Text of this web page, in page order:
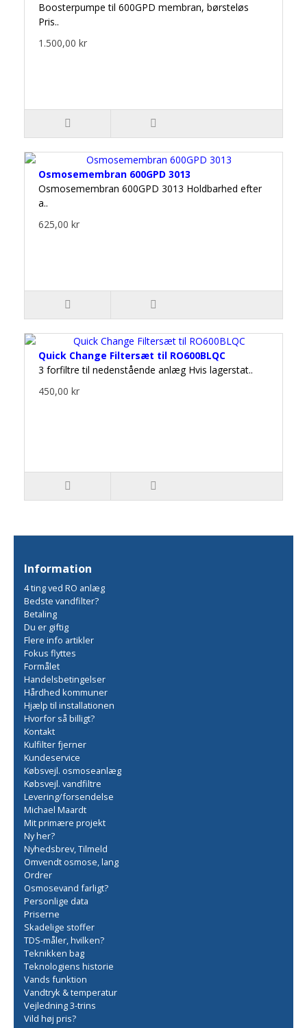
Boosterpumpe til 600GPD membran, børsteløs
Pris..
1.500,00 kr
Osmosemembran 600GPD 3013
Osmosemembran 600GPD 3013 Holdbarhed efter
a..
625,00 kr
Quick Change Filtersæt til RO600BLQC
3 forfiltre til nedenstående anlæg Hvis lagerstat..
450,00 kr
Information
4 ting ved RO anlæg
Bedste vandfilter?
Betaling
Du er giftig
Flere info artikler
Fokus flyttes
Formålet
Handelsbetingelser
Hårdhed kommuner
Hjælp til installationen
Hvorfor så billigt?
Kontakt
Kulfilter fjerner
Kundeservice
Købsvejl. osmoseanlæg
Købsvejl. vandfiltre
Levering/forsendelse
Michael Maardt
Mit primære projekt
Ny her?
Nyhedsbrev, Tilmeld
Omvendt osmose, lang
Ordrer
Osmosevand farligt?
Personlige data
Priserne
Skadelige stoffer
TDS-måler, hvilken?
Teknikken bag
Teknologiens historie
Vands funktion
Vandtryk & temperatur
Vejledning 3-trins
Vild høj pris?